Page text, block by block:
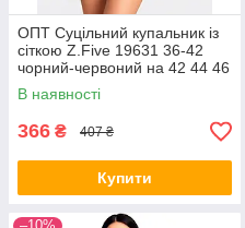
ОПТ Суцільний купальник із
сіткою Z.Five 19631 36-42
чорний-червоний на 42 44 46
48 укр розмір
В наявності
366 ₴ 407 ₴
Купити